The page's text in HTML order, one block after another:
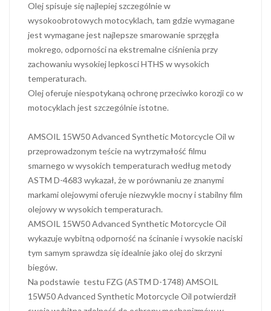
Olej spisuje się najlepiej szczególnie w
wysokoobrotowych motocyklach, tam gdzie wymagane
jest wymagane jest najlepsze smarowanie sprzęgła
mokrego, odporności na ekstremalne ciśnienia przy
zachowaniu wysokiej lepkosci HTHS w wysokich
temperaturach.
Olej oferuje niespotykaną ochronę przeciwko korozji co w
motocyklach jest szczególnie istotne.
AMSOIL 15W50 Advanced Synthetic Motorcycle Oil w
przeprowadzonym teście na wytrzymałość filmu
smarnego w wysokich temperaturach według metody
ASTM D-4683 wykazał, że w porównaniu ze znanymi
markami olejowymi oferuje niezwykle mocny i stabilny film
olejowy w wysokich temperaturach.
AMSOIL 15W50 Advanced Synthetic Motorcycle Oil
wykazuje wybitną odporność na ścinanie i wysokie naciski
tym samym sprawdza się idealnie jako olej do skrzyni
biegów.
Na podstawie testu FZG (ASTM D-1748) AMSOIL
15W50 Advanced Synthetic Motorcycle Oil potwierdził